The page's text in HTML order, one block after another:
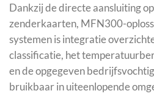
Dankzij de directe aansluiting
zenderkaarten, MFN300-
systemen is integratie
classificatie, het
en de opgegeven
bruikbaar in uiteenlopende